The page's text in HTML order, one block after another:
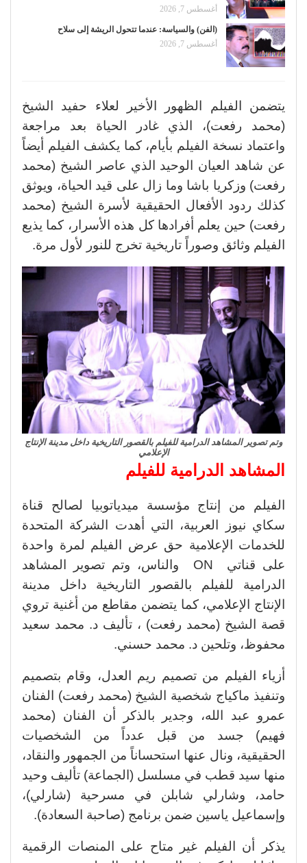
أغسطس 7, 2026
(الفن) والسياسة: عندما تتحول الريشة إلى سلاح
أغسطس 7, 2026
يتضمن الفيلم الظهور الأخير لعلاء حفيد الشيخ
(محمد رفعت)، الذي غادر الحياة بعد مراجعة
واعتماد نسخة الفيلم بأيام، كما يكشف الفيلم أيضاً
عن شاهد العيان الوحيد الذي عاصر الشيخ (محمد
رفعت) وزكريا باشا وما زال على قيد الحياة، ويوثق
كذلك ردود الأفعال الحقيقية لأسرة الشيخ (محمد
رفعت) حين يعلم أفرادها كل هذه الأسرار، كما يذيع
الفيلم وثائق وصوراً تاريخية تخرج للنور لأول مرة.
وتم تصوير المشاهد الدرامية للفيلم بالقصور التاريخية داخل مدينة الإنتاج
الإعلامي
المشاهد الدرامية للفيلم
الفيلم من إنتاج مؤسسة ميدياتوبيا لصالح قناة
سكاي نيوز العربية، التي أهدت الشركة المتحدة
للخدمات الإعلامية حق عرض الفيلم لمرة واحدة
على قناتي ON والناس، وتم تصوير المشاهد
الدرامية للفيلم بالقصور التاريخية داخل مدينة
الإنتاج الإعلامي، كما يتضمن مقاطع من أغنية تروي
قصة الشيخ (محمد رفعت) ، تأليف د. محمد سعيد
محفوظ، وتلحين د. محمد حسني.
أزياء الفيلم من تصميم ريم العدل، وقام بتصميم
وتنفيذ ماكياج شخصية الشيخ (محمد رفعت) الفنان
عمرو عبد الله، وجدير بالذكر أن الفنان (محمد
فهيم) جسد من قبل عدداً من الشخصيات
الحقيقية، ونال عنها استحساناً من الجمهور والنقاد،
منها سيد قطب في مسلسل (الجماعة) تأليف وحيد
حامد، وشارلي شابلن في مسرحية (شارلي)،
وإسماعيل ياسين ضمن برنامج (صاحبة السعادة).
يذكر أن الفيلم غير متاح على المنصات الرقمية